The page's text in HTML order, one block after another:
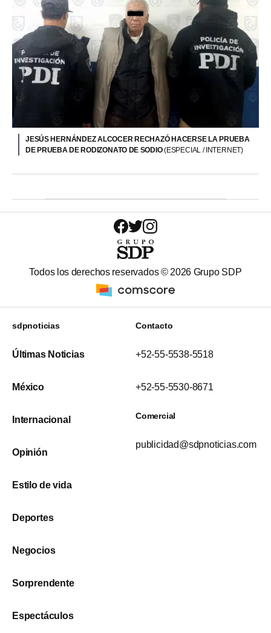
JESÚS HERNÁNDEZ ALCOCER RECHAZÓ HACERSE LA PRUEBA
DE PRUEBA DE RODIZONATO DE SODIO(ESPECIAL / INTERNET)
Todos los derechos reservados © 2026 Grupo SDP
sdpnoticias
Últimas Noticias
México
Internacional
Opinión
Estilo de vida
Deportes
Negocios
Sorprendente
Espectáculos
Contacto
+52-55-5538-5518
+52-55-5530-8671
Comercial
publicidad@sdpnoticias.com